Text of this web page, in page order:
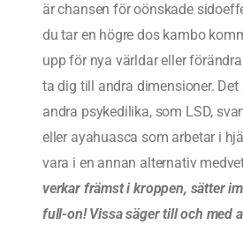
är chansen för oönskade
du tar en högre dos kambo
upp för nya världar eller
ta dig till andra dimensioner. Det
andra psykedilika, som LSD,
eller ayahuasca som arbetar i
vara i en annan alternativ
verkar främst i kroppen, sätter
full-on! Vissa säger till och med